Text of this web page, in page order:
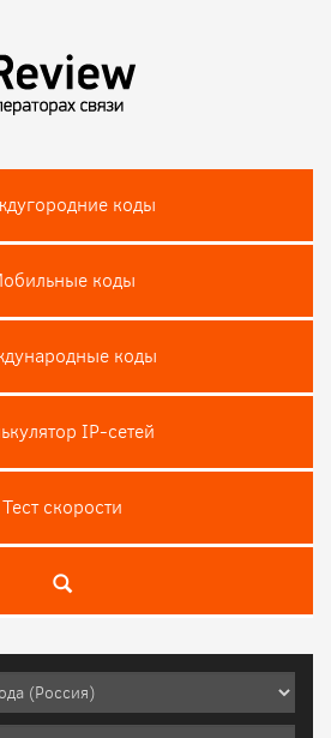
коды
коды
коды
IP-сетей
Тест скороcти